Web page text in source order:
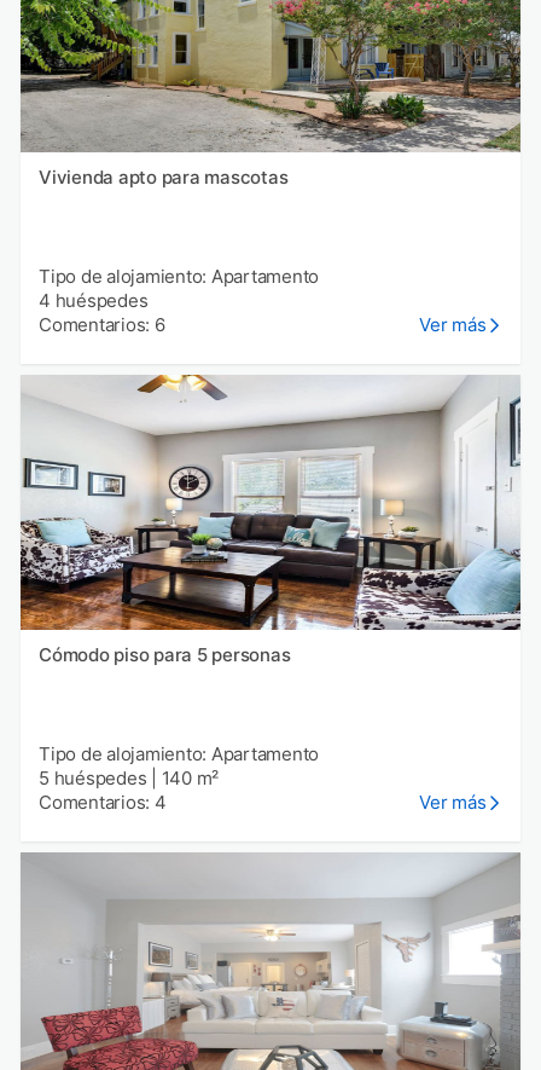
Vivienda apto para mascotas
Tipo de alojamiento: Apartamento
4 huéspedes
Comentarios: 6
Ver más
Cómodo piso para 5 personas
Tipo de alojamiento: Apartamento
5 huéspedes
140 m²
Comentarios: 4
Ver más